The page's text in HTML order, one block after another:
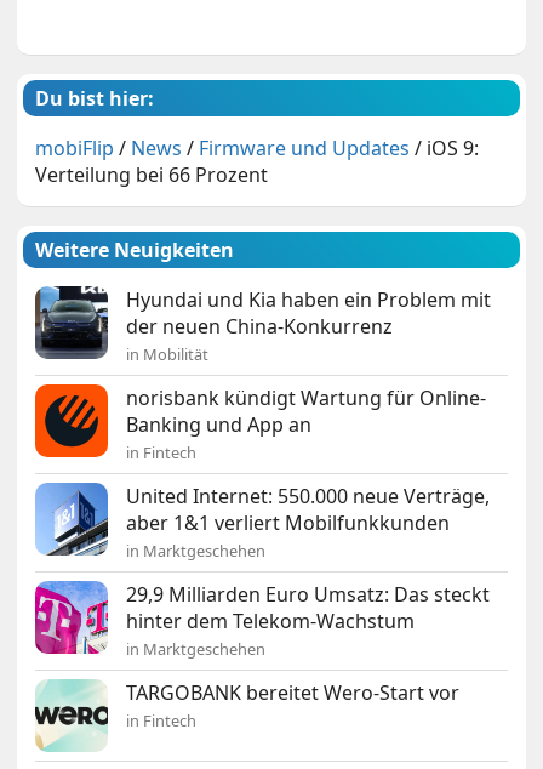
Du bist hier:
mobiFlip / News / Firmware und Updates / iOS 9:
Verteilung bei 66 Prozent
Weitere Neuigkeiten
Hyundai und Kia haben ein Problem mit
der neuen China-Konkurrenz
in Mobilität
norisbank kündigt Wartung für Online-
Banking und App an
in Fintech
United Internet: 550.000 neue Verträge,
aber 1&1 verliert Mobilfunkkunden
in Marktgeschehen
29,9 Milliarden Euro Umsatz: Das steckt
hinter dem Telekom-Wachstum
in Marktgeschehen
TARGOBANK bereitet Wero-Start vor
in Fintech